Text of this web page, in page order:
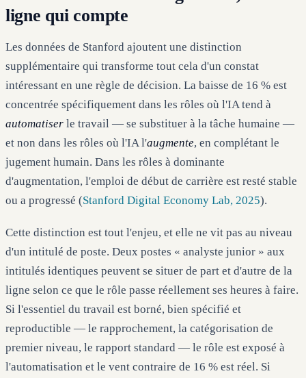
ligne qui compte
Les données de Stanford ajoutent une distinction
supplémentaire qui transforme tout cela d'un constat
intéressant en une règle de décision. La baisse de 16 % est
concentrée spécifiquement dans les rôles où l'IA tend à
automatiser le travail — se substituer à la tâche humaine —
et non dans les rôles où l'IA l'augmente, en complétant le
jugement humain. Dans les rôles à dominante
d'augmentation, l'emploi de début de carrière est resté stable
ou a progressé (Stanford Digital Economy Lab, 2025).
Cette distinction est tout l'enjeu, et elle ne vit pas au niveau
d'un intitulé de poste. Deux postes « analyste junior » aux
intitulés identiques peuvent se situer de part et d'autre de la
ligne selon ce que le rôle passe réellement ses heures à faire.
Si l'essentiel du travail est borné, bien spécifié et
reproductible — le rapprochement, la catégorisation de
premier niveau, le rapport standard — le rôle est exposé à
l'automatisation et le vent contraire de 16 % est réel. Si